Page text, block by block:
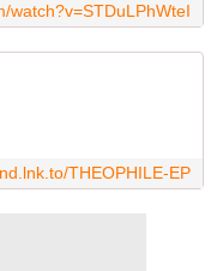
watch?v=STDuLPhWteI
THEOPHILE-EP